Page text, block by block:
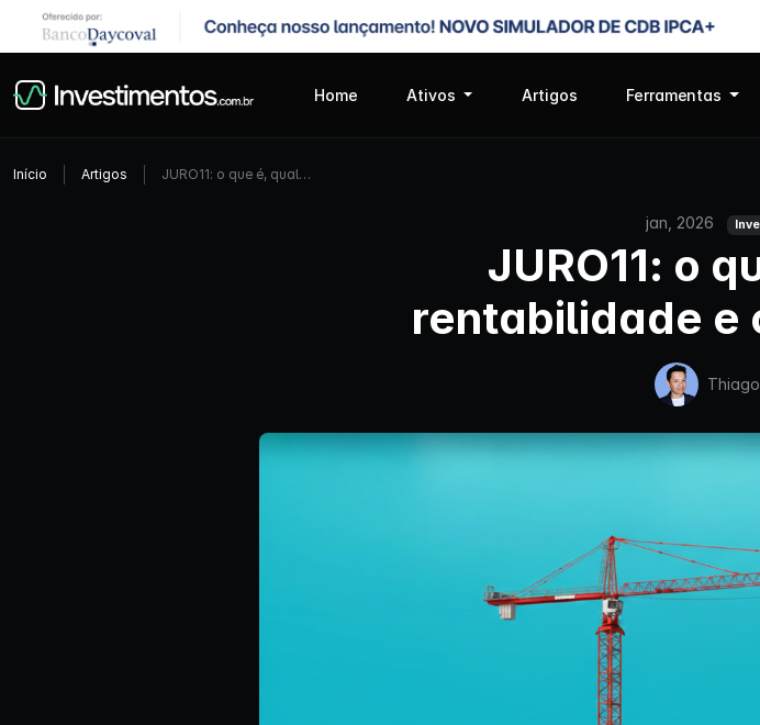
Home Ativos Artigos Ferramentas
Início Artigos JURO11: o que é, qual…
jan, 2026
JURO11: o
rentabilidade e